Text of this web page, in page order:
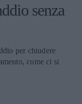
senza
per chiudere
come ci si